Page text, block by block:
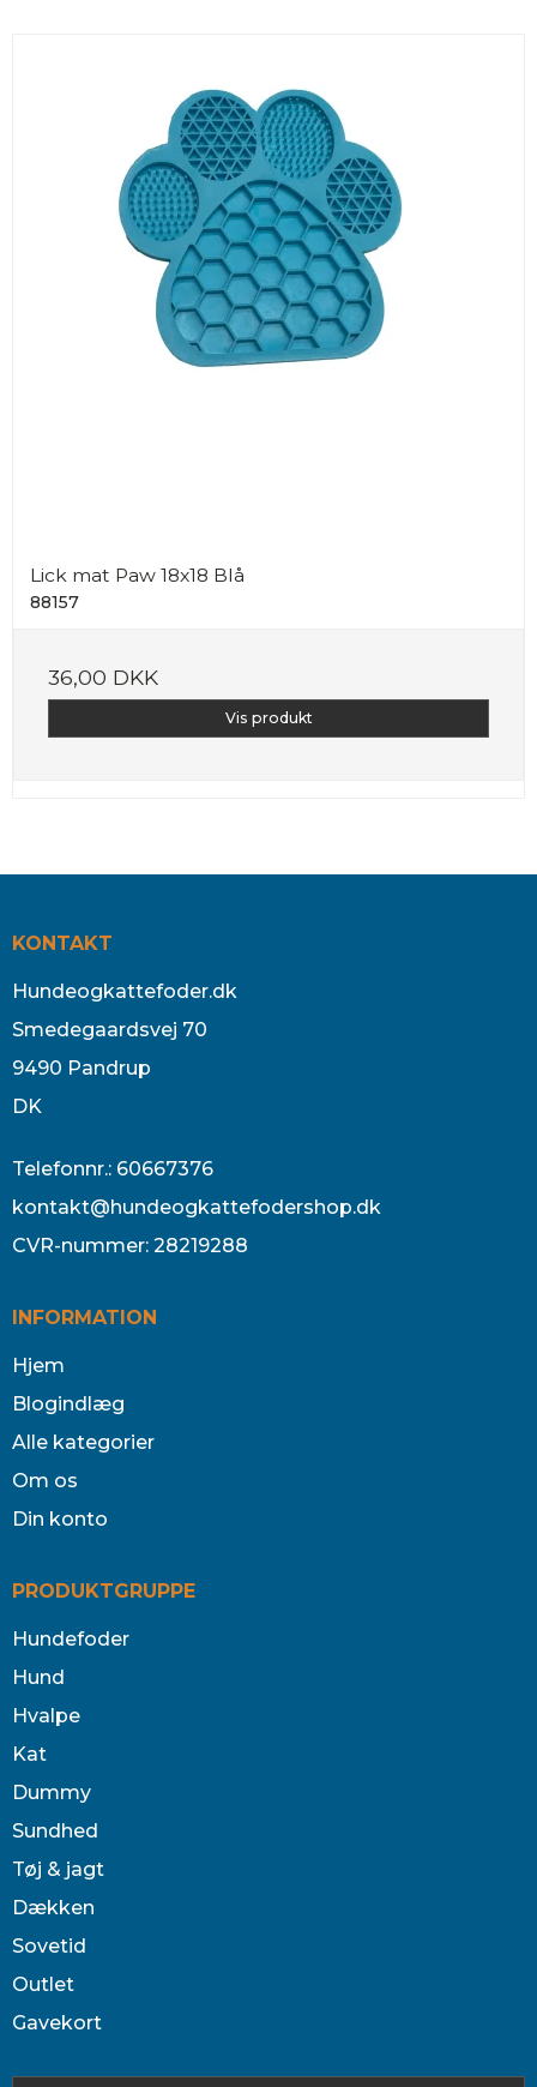
Lick mat Paw 18x18 Blå
88157
36,00 DKK
Vis produkt
KONTAKT
Hundeogkattefoder.dk
Smedegaardsvej 70
9490 Pandrup
DK
Telefonnr.: 60667376
kontakt@hundeogkattefodershop.dk
CVR-nummer: 28219288
INFORMATION
Hjem
Blogindlæg
Alle kategorier
Om os
Din konto
PRODUKTGRUPPE
Hundefoder
Hund
Hvalpe
Kat
Dummy
Sundhed
Tøj & jagt
Dækken
Sovetid
Outlet
Gavekort